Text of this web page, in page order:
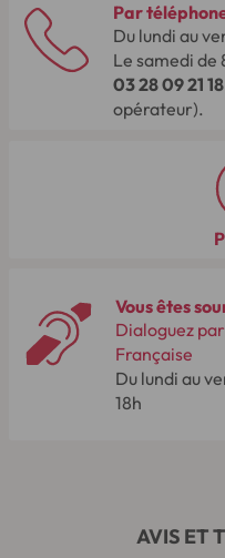
Par
Du lundi au
Le samedi
03 28 09 21 18
opérateur).
Vous êtes
Dialoguez
Française
Du lundi au
18h
AVIS ET